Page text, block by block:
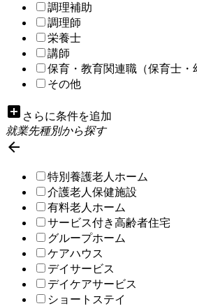
調理補助
調理師
栄養士
講師
保育・教育関連職（保育士・
その他
add_box さらに条件を追加
就業先種別から探す

特別養護老人ホーム
介護老人保健施設
有料老人ホーム
サービス付き高齢者住宅
グループホーム
ケアハウス
デイサービス
デイケアサービス
ショートステイ